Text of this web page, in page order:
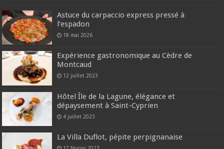
Astuce du carpaccio express pressé à
l’espadon
18 mai 2026
Expérience gastronomique au Cèdre de
Montcaud
12 juillet 2023
Hôtel Île de la Lagune, élégance et
dépaysement à Saint-Cyprien
4 juillet 2023
La Villa Duflot, pépite perpignanaise